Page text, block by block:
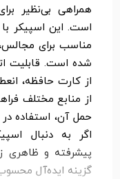
همراهی بی‌نظیر
است. این اسپیکر
مناسب برای
از کارت حافظه،
از منابع مختلف
حمل آن، استفاده
اگر به دنبال
گزینه ایده‌آل